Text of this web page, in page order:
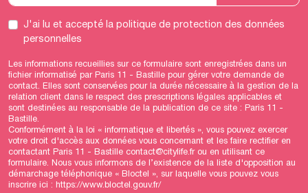
J'ai lu et acceptéla politique de protection des données
personnelles
Les informations recueillies sur ce formulaire sont enregistrées dans un
fichier informatisé par Paris 11 - Bastille pour gérer votre demande de
contact. Elles sont conservées pour la durée nécessaire à la gestion de la
relation client dans le respect des prescriptions légales applicables et
sont destinées au responsable de la publication de ce site : Paris 11 -
Bastille.
Conformément à la loi « informatique et libertés », vous pouvez exercer
votre droit d'accès aux données vous concernant et les faire rectifier en
contactant Paris 11 - Bastille contact@citylife.fr ou en utilisant ce
formulaire. Nous vous informons de l’existence de la liste d'opposition au
démarchage téléphonique « Bloctel », sur laquelle vous pouvez vous
inscrire ici : https://www.bloctel.gouv.fr/